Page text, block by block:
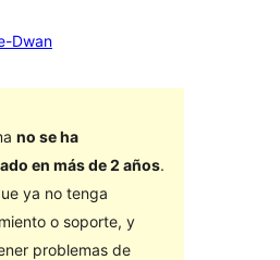
Dwan
no se ha
en más de 2 años.
ya no tenga
o soporte, y
problemas de